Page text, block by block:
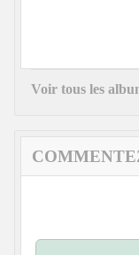
Voir tous les